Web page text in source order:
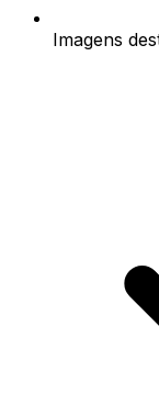
Imagens